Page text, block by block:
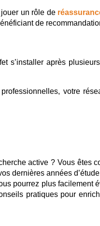
un rôle de
de
s’installer après
votre
active ? Vous êtes
dernières années
pourrez plus facilement
pratiques pour